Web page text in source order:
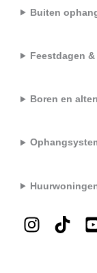
Buiten
Feestdagen
Boren en